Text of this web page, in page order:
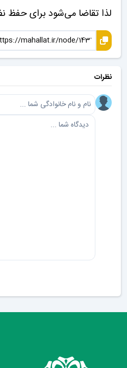
لذا تقاضا می‌شود برای حفظ
نظرات